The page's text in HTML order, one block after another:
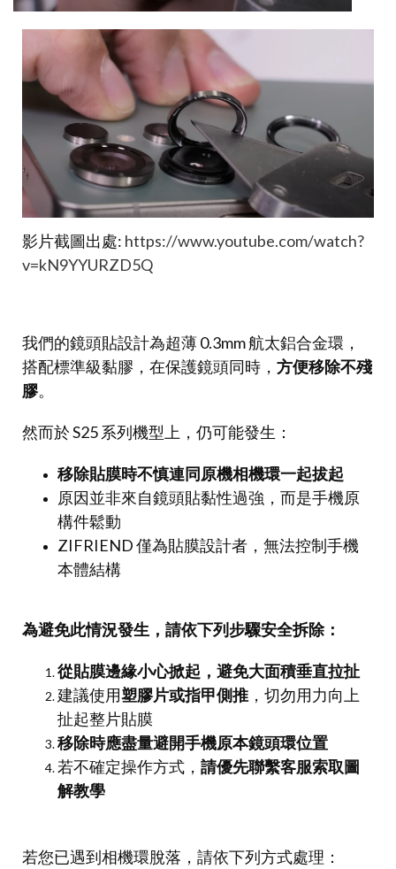
影片截圖出處: https://www.youtube.com/watch?
v=kN9YYURZD5Q
我們的鏡頭貼設計為超薄 0.3mm 航太鋁合金環，
搭配標準級黏膠，在保護鏡頭同時， 方便移除不殘
膠。
然而於 S25 系列機型上，仍可能發生：
移除貼膜時不慎連同原機相機環一起拔起
原因並非來自鏡頭貼黏性過強，而是手機原
構件鬆動
ZIFRIEND 僅為貼膜設計者，無法控制手機
本體結構
為避免此情況發生，請依下列步驟安全拆除：
從貼膜邊緣小心掀起，避免大面積垂直拉扯
建議使用塑膠片或指甲側推 ，切勿用力向上
扯起整片貼膜
移除時應盡量避開手機原本鏡頭環位置
若不確定操作方式， 請優先聯繫客服索取圖
解教學
若您已遇到相機環脫落，請依下列方式處理：